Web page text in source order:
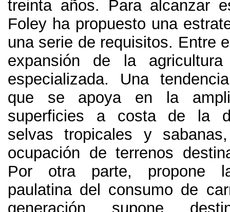
treinta años. Para alcanzar
Foley ha propuesto una
una serie de requisitos. Entre
expansión de la
especializada. Una
que se apoya en la
superficies a costa de la
selvas tropicales y sabanas
ocupación de terrenos
Por otra parte, propone
paulatina del consumo de
generación supone